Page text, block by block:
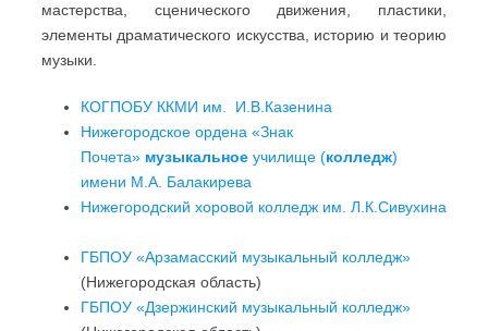
мастерства, сценического движения, пластики,
элементы драматического искусства, историю и теорию
музыки.
КОГПОБУ ККМИ им. И.В.Казенина
Нижегородское ордена «Знак
Почета» музыкальное училище (колледж)
имени М.А. Балакирева
Нижегородский хоровой колледж им. Л.К.Сивухина
ГБПОУ «Арзамасский музыкальный колледж»
(Нижегородская область)
ГБПОУ «Дзержинский музыкальный колледж»